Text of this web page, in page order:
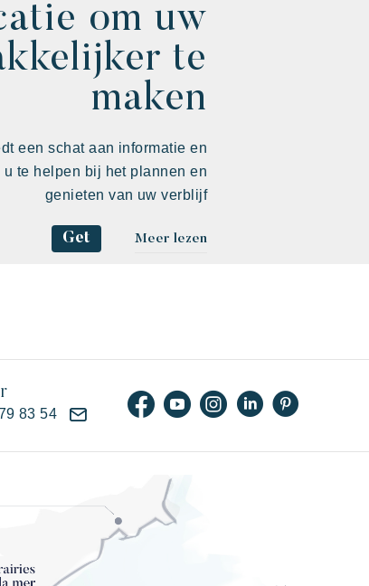
om uw
te
maken
een schat aan informatie en
te helpen bij het plannen en
genieten van uw verblijf
Get Meer lezen
83 54